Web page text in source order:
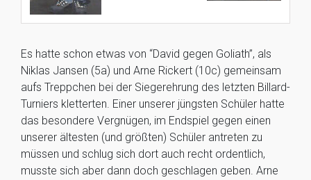
Es hatte schon etwas von “David gegen Goliath”, als
Niklas Jansen (5a) und Arne Rickert (10c) gemeinsam
aufs Treppchen bei der Siegerehrung des letzten Billard-
Turniers kletterten. Einer unserer jüngsten Schüler hatte
das besondere Vergnügen, im Endspiel gegen einen
unserer ältesten (und größten) Schüler antreten zu
müssen und schlug sich dort auch recht ordentlich,
musste sich aber dann doch geschlagen geben. Arne